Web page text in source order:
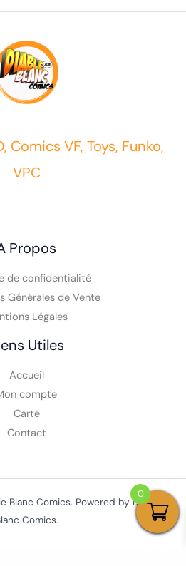
Comics VF, Toys, Funko,
VPC
Propos
de confidentialité
Générales de Vente
Légales
Utiles
Accueil
compte
Carte
Contact
Blanc Comics. Powered by Diable
Comics.
0